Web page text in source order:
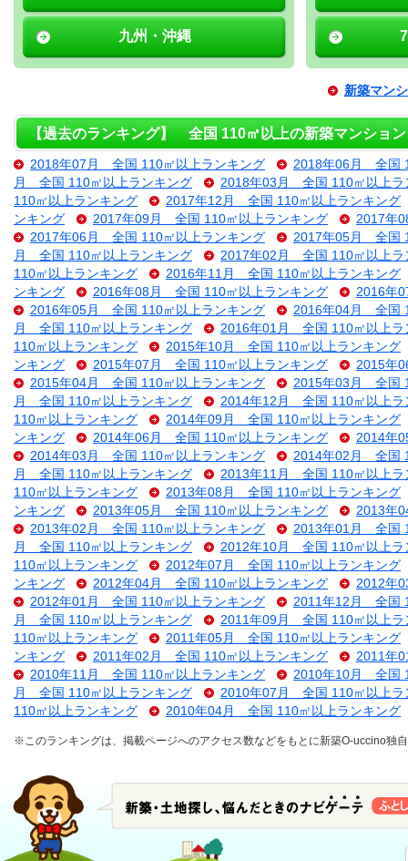
九州・沖縄
新築マン
【過去のランキング】 全国 110㎡以上の新築マンション
2018年07月 全国 110㎡以上ランキング
2018年06月 全国
月 全国 110㎡以上ランキング
2018年03月 全国 110㎡以上ラ
110㎡以上ランキング
2017年12月 全国 110㎡以上ランキング
ンキング
2017年09月 全国 110㎡以上ランキング
2017年
2017年06月 全国 110㎡以上ランキング
2017年05月 全国
月 全国 110㎡以上ランキング
2017年02月 全国 110㎡以上ラ
110㎡以上ランキング
2016年11月 全国 110㎡以上ランキング
ンキング
2016年08月 全国 110㎡以上ランキング
2016年
2016年05月 全国 110㎡以上ランキング
2016年04月 全国
月 全国 110㎡以上ランキング
2016年01月 全国 110㎡以上ラ
110㎡以上ランキング
2015年10月 全国 110㎡以上ランキング
ンキング
2015年07月 全国 110㎡以上ランキング
2015年
2015年04月 全国 110㎡以上ランキング
2015年03月 全国
月 全国 110㎡以上ランキング
2014年12月 全国 110㎡以上ラ
110㎡以上ランキング
2014年09月 全国 110㎡以上ランキング
ンキング
2014年06月 全国 110㎡以上ランキング
2014年
2014年03月 全国 110㎡以上ランキング
2014年02月 全国
月 全国 110㎡以上ランキング
2013年11月 全国 110㎡以上ラ
110㎡以上ランキング
2013年08月 全国 110㎡以上ランキング
ンキング
2013年05月 全国 110㎡以上ランキング
2013年
2013年02月 全国 110㎡以上ランキング
2013年01月 全国
月 全国 110㎡以上ランキング
2012年10月 全国 110㎡以上ラ
110㎡以上ランキング
2012年07月 全国 110㎡以上ランキング
ンキング
2012年04月 全国 110㎡以上ランキング
2012年
2012年01月 全国 110㎡以上ランキング
2011年12月 全国
月 全国 110㎡以上ランキング
2011年09月 全国 110㎡以上ラ
110㎡以上ランキング
2011年05月 全国 110㎡以上ランキング
ンキング
2011年02月 全国 110㎡以上ランキング
2011年
2010年11月 全国 110㎡以上ランキング
2010年10月 全国
月 全国 110㎡以上ランキング
2010年07月 全国 110㎡以上ラ
110㎡以上ランキング
2010年04月 全国 110㎡以上ランキング
※このランキングは、掲載ページへのアクセス数などをもとに新築O-uccino独